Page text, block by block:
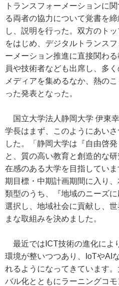
トランスフォーメーションに関
る両者の協力について覚書を締
し、説明を行った。双方のトッ
をはじめ、デジタルトランスフ
ーメーション推進に直接関わる
員や技術者なども出席し、多く
メディアを集めるなか、熱のこ
った発表となった。
国立大学法人静岡大学 伊東
学長はまず、このようにあいさ
した。「静岡大学は『自由啓
と、質の高い教育と創造的な
在感のある大学を目指してい
期目標・中期計画期間に入り
類型のうち、『地域のニーズ
選択し、地域社会に貢献し、
まな取組みを決めました。
最近ではICT技術の進化によ
環境が整いつつあり、IoTやAI
れるようになってきています
バル化とともにラーニングコ